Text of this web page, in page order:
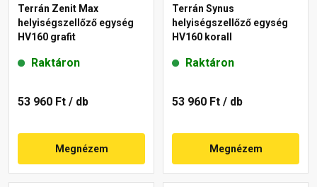
Terrán Zenit Max
helyiségszellőző egység
HV160 grafit
Raktáron
53 960 Ft / db
Megnézem
Terrán Synus
helyiségszellőző egység
HV160 korall
Raktáron
53 960 Ft / db
Megnézem